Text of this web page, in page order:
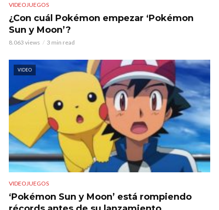
VIDEOJUEGOS
¿Con cuál Pokémon empezar ‘Pokémon
Sun y Moon’?
8.063 views 3 min read
VIDEO
VIDEOJUEGOS
‘Pokémon Sun y Moon’ está rompiendo